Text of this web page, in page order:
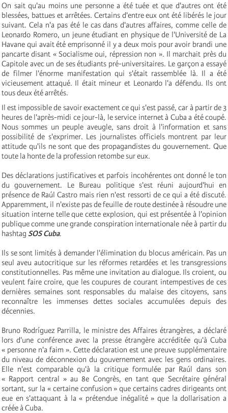
On sait qu'au moins une personne a été tuée et que d'autres ont été
blessées, battues et arrêtées. Certains d'entre eux ont été libérés le jour
suivant. Cela n'a pas été le cas dans d'autres affaires, comme celle de
Leonardo Romero, un jeune étudiant en physique de l'Université de La
Havane qui avait été emprisonné il y a deux mois pour avoir brandi une
pancarte disant « Socialisme oui, répression non ». Il marchait près du
Capitole avec un de ses étudiants pré-universitaires. Le garçon a essayé
de filmer l'énorme manifestation qui s'était rassemblée là. Il a été
vicieusement attaqué. Il était mineur et Leonardo l'a défendu. Ils ont
tous deux été arrêtés.
Il est impossible de savoir exactement ce qui s'est passé, car à partir de 3
heures de l'après-midi ce jour-là, le service internet à Cuba a été coupé.
Nous sommes un peuple aveugle, sans droit à l'information et sans
possibilité de s'exprimer. Les journalistes officiels montrent par leur
attitude qu'ils ne sont que des propagandistes du gouvernement. Que
toute la honte de la profession retombe sur eux.
Des déclarations justificatives et parfois incohérentes ont donné le ton
du gouvernement. Le Bureau politique s'est réuni aujourd'hui en
présence de Raúl Castro mais rien n'est ressorti de ce qui a été discuté.
Apparemment, il n'existe pas de feuille de route destinée à résoudre une
situation interne telle que cette explosion, qui est présentée à l'opinion
publique comme une grande conspiration internationale née à partir du
hashtag SOS Cuba.
Ils se sont limités à demander l'élimination du blocus américain. Pas un
seul aveu autocritique sur les réformes retardées et les transgressions
constitutionnelles. Pas même une invitation au dialogue. Ils croient, ou
veulent faire croire, que les coupures de courant intempestives de ces
dernières semaines sont responsables du malaise des citoyens, sans
reconnaître les immenses dettes sociales accumulées depuis des
décennies.
Bruno Rodríguez Parrilla, le ministre des Affaires étrangères, a déclaré
lors d'une conférence avec la presse étrangère accréditée qu'à Cuba
« personne n'a faim ». Cette déclaration est une preuve supplémentaire
du niveau de déconnexion du gouvernement avec les gens ordinaires.
Elle n'est comparable qu'à la critique formulée par Raúl dans son
« Rapport central » au 8e Congrès, en tant que Secrétaire général
sortant, sur la « certaine confusion » que certains cadres dirigeants ont
eue en s'attaquant à la « prétendue inégalité » que la dollarisation a
créée à Cuba.